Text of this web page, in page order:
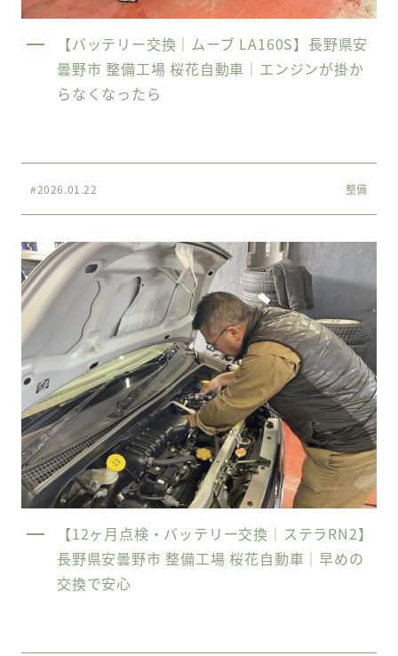
【バッテリー交換｜ムーブ LA160S】長野県安
曇野市 整備工場 桜花自動車｜エンジンが掛か
らなくなったら
#2026.01.22 整備
【12ヶ月点検・バッテリー交換｜ステラRN2】
長野県安曇野市 整備工場 桜花自動車｜早めの
交換で安心